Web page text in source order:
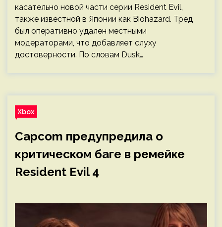
касательно новой части серии Resident Evil,
также известной в Японии как Biohazard. Тред
был оперативно удален местными
модераторами, что добавляет слуху
достоверности. По словам Dusk…
Xbox
Capcom предупредила о
критическом баге в ремейке
Resident Evil 4